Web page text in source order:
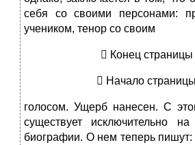
себя со своими персонами:
учеником, тенор со своим
 Конец страницы
 Начало
голосом. Ущерб нанесен. С
существует исключительно
биографии. О нем теперь пишут: